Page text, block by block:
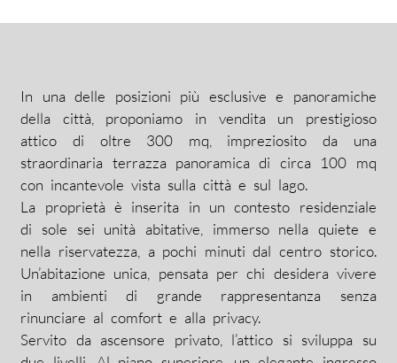
In una delle posizioni più esclusive e panoramiche
della città, proponiamo in vendita un prestigioso
attico di oltre 300 mq, impreziosito da una
straordinaria terrazza panoramica di circa 100 mq
con incantevole vista sulla città e sul lago.
La proprietà è inserita in un contesto residenziale
di sole sei unità abitative, immerso nella quiete e
nella riservatezza, a pochi minuti dal centro storico.
Un’abitazione unica, pensata per chi desidera vivere
in ambienti di grande rappresentanza senza
rinunciare al comfort e alla privacy.
Servito da ascensore privato, l’attico si sviluppa su